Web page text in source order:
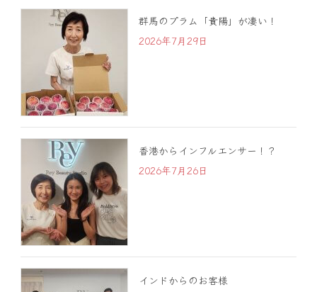
群馬のプラム「貴陽」が凄い！
2026年7月29日
香港からインフルエンサー！？
2026年7月26日
インドからのお客様